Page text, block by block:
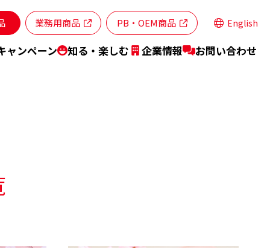
ャンペーン 知る・楽しむ 企業情報 お問い合わせ
業務用商品 PB・OEM商品 English